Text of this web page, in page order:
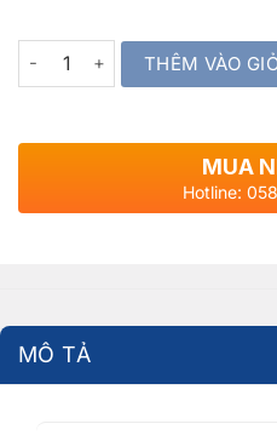
Quantity THÊM VÀO
MUA
Hotline:
MÔ TẢ